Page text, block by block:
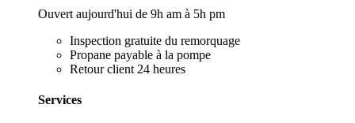
Ouvert aujourd'hui de 9h am à 5h pm
Inspection gratuite du remorquage
Propane payable à la pompe
Retour client 24 heures
Services